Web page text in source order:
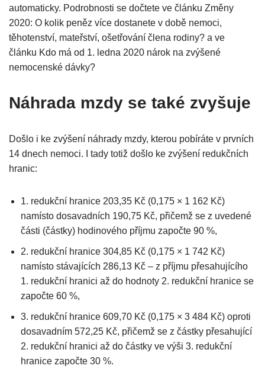
automaticky. Podrobnosti se dočtete ve článku Změny
2020: O kolik peněz více dostanete v době nemoci,
těhotenství, mateřství, ošetřování člena rodiny? a ve
článku Kdo má od 1. ledna 2020 nárok na zvýšené
nemocenské dávky?
Náhrada mzdy se také zvyšuje
Došlo i ke zvýšení náhrady mzdy, kterou pobíráte v prvních
14 dnech nemoci. I tady totiž došlo ke zvýšení redukčních
hranic:
1. redukční hranice 203,35 Kč (0,175 × 1 162 Kč)
namísto dosavadních 190,75 Kč, přičemž se z uvedené
části (částky) hodinového příjmu započte 90 %,
2. redukční hranice 304,85 Kč (0,175 × 1 742 Kč)
namísto stávajících 286,13 Kč – z příjmu přesahujícího
1. redukční hranici až do hodnoty 2. redukční hranice se
započte 60 %,
3. redukční hranice 609,70 Kč (0,175 × 3 484 Kč) oproti
dosavadním 572,25 Kč, přičemž se z částky přesahující
2. redukční hranici až do částky ve výši 3. redukční
hranice započte 30 %.